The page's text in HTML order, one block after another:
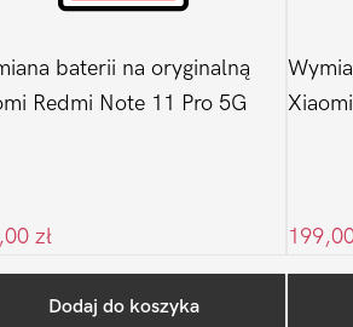
baterii na oryginalną
Redmi Note 11 Pro 5G
zł
Dodaj do koszykaOstatnio na